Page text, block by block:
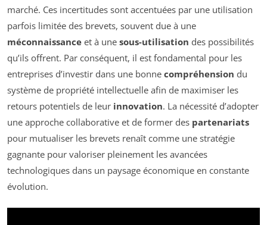
marché. Ces incertitudes sont accentuées par une utilisation
parfois limitée des brevets, souvent due à une
méconnaissance et à une sous-utilisation des possibilités
qu’ils offrent. Par conséquent, il est fondamental pour les
entreprises d’investir dans une bonne compréhension du
système de propriété intellectuelle afin de maximiser les
retours potentiels de leur innovation. La nécessité d’adopter
une approche collaborative et de former des partenariats
pour mutualiser les brevets renaît comme une stratégie
gagnante pour valoriser pleinement les avancées
technologiques dans un paysage économique en constante
évolution.